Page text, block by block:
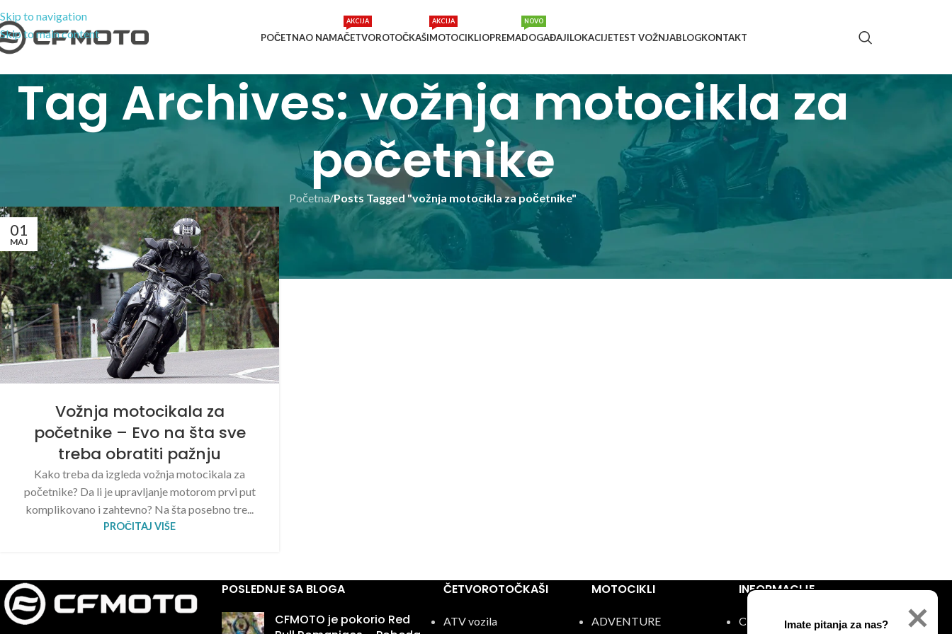
Skip to navigation
Skip to main content
POČETNAO NAMAČETVOROTOČKAŠI
AKCIJA
MOTOCIKLI
AKCIJA
OPREMADOGAĐAJI
NOVO
LOKACIJETEST VOŽNJABLOGKONTAKT
Tag Archives: vožnja motocikla za
početnike
Početna/Posts Tagged "vožnja motocikla za početnike"
01
MAJ
Vožnja motocikala za
početnike – Evo na šta sve
treba obratiti pažnju
Kako treba da izgleda vožnja motocikala za
početnike? Da li je upravljanje motorom prvi put
komplikovano i zahtevno? Na šta posebno tre...
PROČITAJ VIŠE
POSLEDNJE SA BLOGA
CFMOTO je pokorio Red
ČETVOROTOČKAŠI
ATV vozila
MOTOCIKLI
ADVENTURE
INFORMACIJE
O nama
Imate pitanja za nas?